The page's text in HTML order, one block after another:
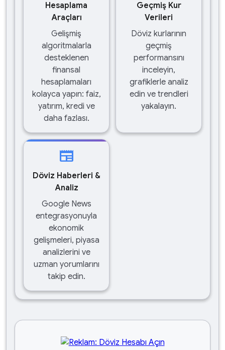
Hesaplama
Araçları
Gelişmiş
algoritmalarla
desteklenen
finansal
hesaplamaları
kolayca yapın: faiz,
yatırım, kredi ve
daha fazlası.
Geçmiş Kur
Verileri
Döviz kurlarının
geçmiş
performansını
inceleyin,
grafiklerle analiz
edin ve trendleri
yakalayın.
newspaper
Döviz Haberleri &
Analiz
Google News
entegrasyonuyla
ekonomik
gelişmeleri, piyasa
analizlerini ve
uzman yorumlarını
takip edin.